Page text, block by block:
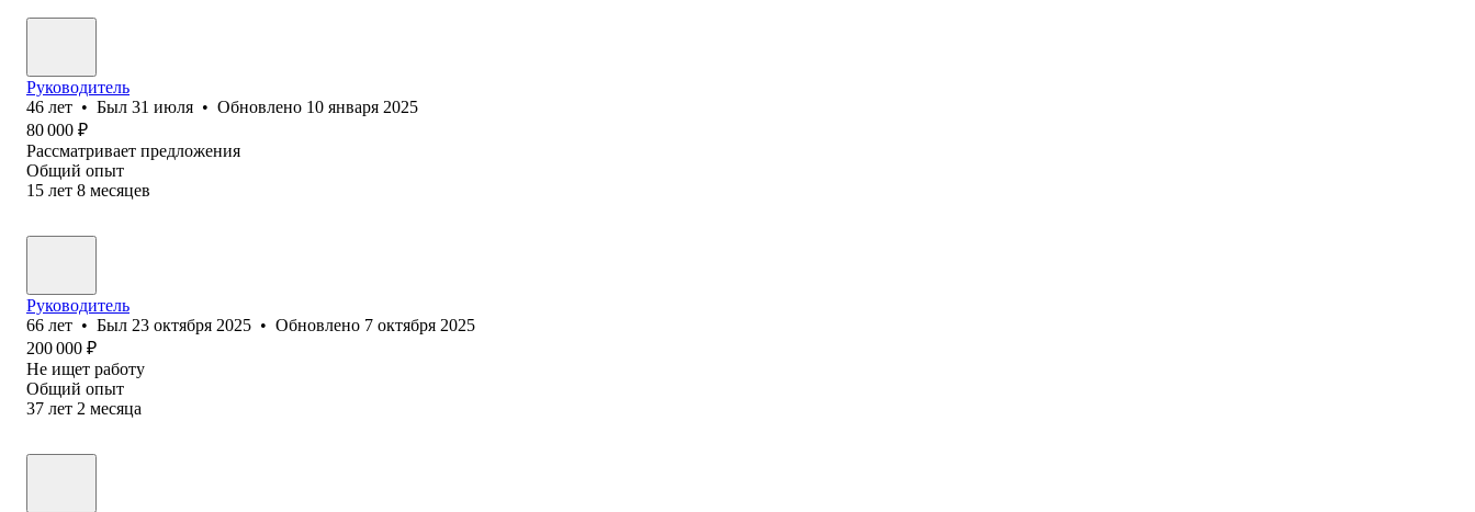
Руководитель
46 лет • Был 31 июля • Обновлено 10 января 2025
80 000 ₽
Рассматривает предложения
Общий опыт
15 лет 8 месяцев
Руководитель
66 лет • Был 23 октября 2025 • Обновлено 7 октября 2025
200 000 ₽
Не ищет работу
Общий опыт
37 лет 2 месяца